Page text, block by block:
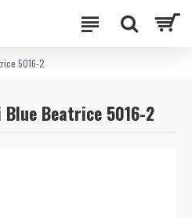
5016-2
Beatrice 5016-2